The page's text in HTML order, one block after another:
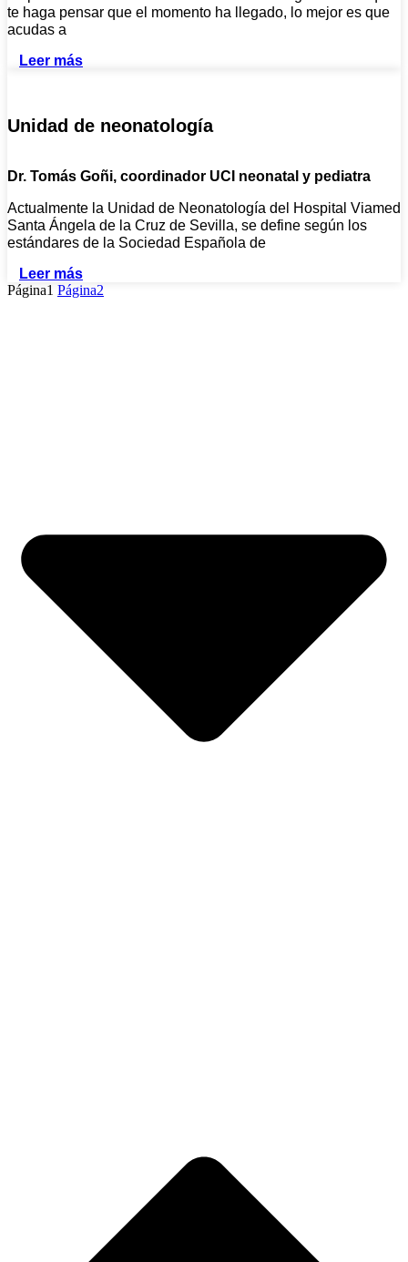
te haga pensar que el momento ha llegado, lo mejor es que
acudas a
Leer más
Unidad de neonatología
Dr. Tomás Goñi, coordinador UCI neonatal y pediatra
Actualmente la Unidad de Neonatología del Hospital Viamed
Santa Ángela de la Cruz de Sevilla, se define según los
estándares de la Sociedad Española de
Leer más
Página1 Página2